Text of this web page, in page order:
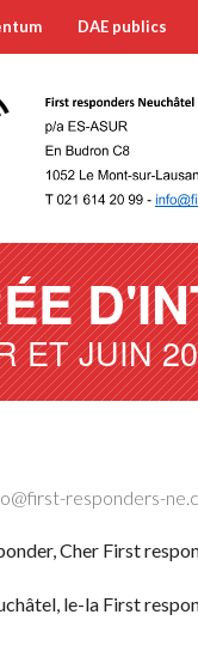
DAE publics
ET JUIN
responders-
Cher First
le-la First